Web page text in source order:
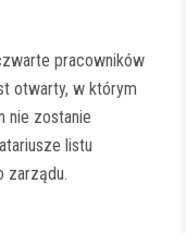
pracowników
otwarty, w którym
nie zostanie
listu
zarządu.